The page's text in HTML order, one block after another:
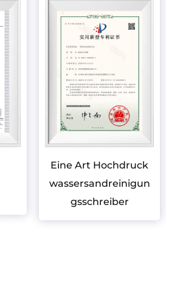
Eine Art Hochdruck
wassersandreinigun
gsschreiber